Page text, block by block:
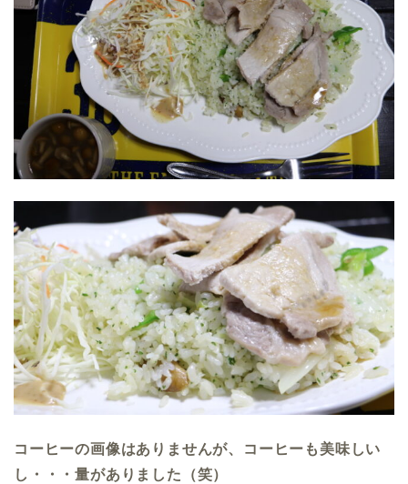
コーヒーの画像はありませんが、コーヒーも美味しい
し・・・量がありました（笑）